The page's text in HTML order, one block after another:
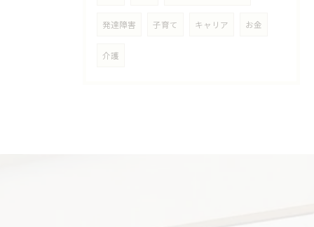
発達障害 子育て キャリア お金
介護